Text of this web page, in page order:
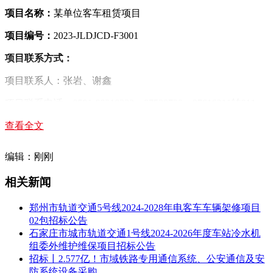
项目名称： 某单位客车租赁项目
项目编号： 2023-JLDJCD-F3001
项目联系方式：
项目联系人：张岩、谢鑫
采购单位联系方式：
代理机构联系方式：
代理机构：福建省智信招标有限公司
代理机构联系人：张岩、谢鑫 0591-88318332、87530730、
查看全文
编辑：刚刚
相关新闻
郑州市轨道交通5号线2024-2028年电客车车辆架修项目
02包招标公告
石家庄市城市轨道交通1号线2024-2026年度车站冷水机
组委外维护维保项目招标公告
招标丨2.577亿！市域铁路专用通信系统、公安通信及安